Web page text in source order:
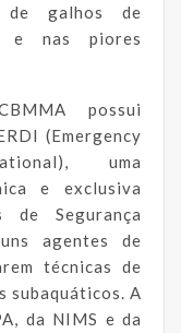
de galhos de
e nas piores
possui
(Emergency
uma
e exclusiva
de Segurança
agentes de
técnicas de
subaquáticos. A
da NIMS e da